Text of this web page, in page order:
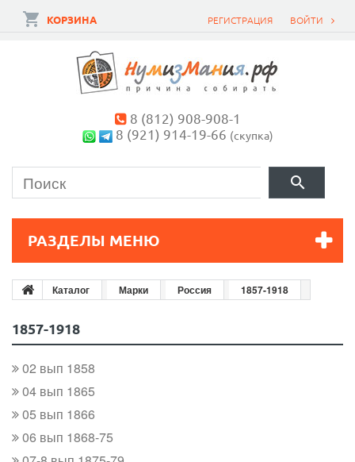
ВОЙТИ
РЕГИСТРАЦИЯ
КОРЗИНА
8 (812) 908-908-1
8 (921) 914-19-66 (скупка)
РАЗДЕЛЫ МЕНЮ
Каталог Марки Россия 1857-1918
1857-1918
02 вып 1858
04 вып 1865
05 вып 1866
06 вып 1868-75